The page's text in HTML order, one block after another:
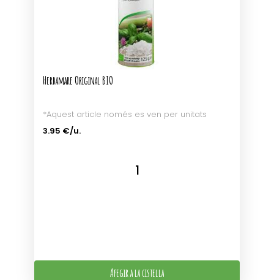
Herbamare Original BIO
*Aquest article només es ven per unitats
3.95 €/u.
Afegir a la cistella